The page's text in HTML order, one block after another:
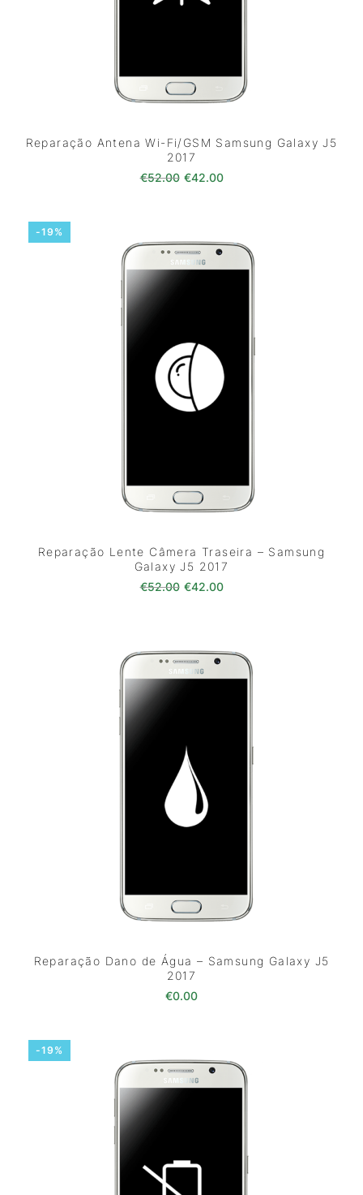
Reparação Antena Wi-Fi/GSM Samsung Galaxy J5
2017
€52.00 O preço original era: €52.00.
€42.00O preço atual é:
-19%
Reparação Lente Câmera Traseira – Samsung
Galaxy J5 2017
€52.00 O preço original era: €52.00.
€42.00O preço atual é:
Reparação Dano de Água – Samsung Galaxy J5
2017
€0.00
-19%